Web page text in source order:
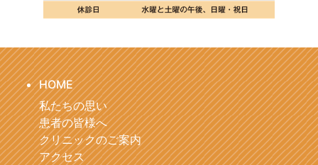
HOME
私たちの思い
患者の皆様へ
クリニックのご案内
アクセス